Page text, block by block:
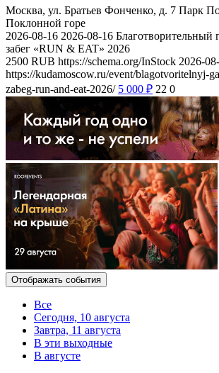
Москва, ул. Братьев Фонченко, д. 7 Парк
Поклонной горе
2026-08-16 2026-08-16 Благотворительный
забег «RUN & EAT» 2026
2500 RUB https://schema.org/InStock 2026-
https://kudamoscow.ru/event/blagotvoritelnyj-
zabeg-run-and-eat-2026/ 5 000 ₽ 22 0
Отображать события
Все
Сегодня, 10 августа
Завтра, 11 августа
В эти выходные
В августе